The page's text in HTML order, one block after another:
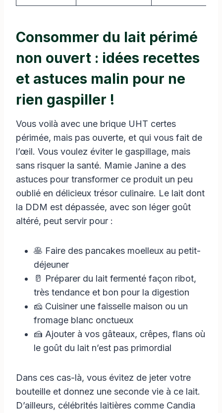
Consommer du lait périmé
non ouvert : idées recettes
et astuces malin pour ne
rien gaspiller !
Vous voilà avec une brique UHT certes
périmée, mais pas ouverte, et qui vous fait de
l’œil. Vous voulez éviter le gaspillage, mais
sans risquer la santé. Mamie Janine a des
astuces pour transformer ce produit un peu
oublié en délicieux trésor culinaire. Le lait dont
la DDM est dépassée, avec son léger goût
altéré, peut servir pour :
🥞 Faire des pancakes moelleux au petit-
déjeuner
🥛 Préparer du lait fermenté façon ribot,
très tendance et bon pour la digestion
🧀 Cuisiner une faisselle maison ou un
fromage blanc onctueux
🍰 Ajouter à vos gâteaux, crêpes, flans où
le goût du lait n’est pas primordial
Dans ces cas-là, vous évitez de jeter votre
bouteille et donnez une seconde vie à ce lait.
D’ailleurs, célébrités laitières comme Candia